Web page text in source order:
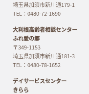
埼玉県加須市新川通179-1
TEL：0480-72-1690
大利根高齢者相談センター
ふれ愛の郷
〒349-1153
埼玉県加須市新川通181-3
TEL：0480-78-1652
デイサービスセンター
きらら